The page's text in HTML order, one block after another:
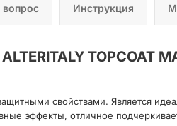
вопрос Инструкция
TOPCOAT
свойствами. Является
эффекты, отличное